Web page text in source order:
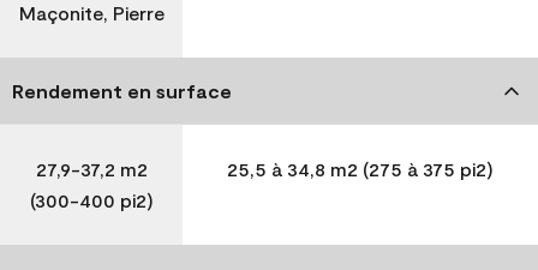
Maçonite, Pierre
Rendement en surface
27,9-37,2 m2
(300-400 pi2)
25,5 à 34,8 m2 (275 à 375 pi2)